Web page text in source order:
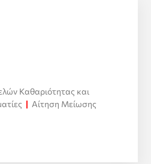
Καθαριότητας και
| Αίτηση Μείωσης